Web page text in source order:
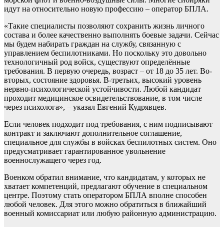
идут на относительно новую профессию – оператор БПЛА.
«Такие специалисты позволяют сохранить жизнь личного
состава и более качественно выполнять боевые задачи. Сейчас
мы будем набирать граждан на службу, связанную с
управлением беспилотниками. Но поскольку это довольно
технологичный род войск, существуют определённые
требования. В первую очередь, возраст – от 18 до 35 лет. Во-
вторых, состояние здоровья. В-третьих, высокий уровень
нервно-психологической устойчивости. Любой кандидат
проходит медицинское освидетельствование, в том числе
через психолога», – указал Евгений Кудрявцев.
Если человек подходит под требования, с ним подписывают
контракт и заключают дополнительное соглашение,
специальное для службы в войсках беспилотных систем. Оно
предусматривает гарантированное увольнение
военнослужащего через год.
Военком обратил внимание, что кандидатам, у которых не
хватает компетенций, предлагают обучение в специальном
центре. Поэтому стать оператором БПЛА вполне способен
любой человек. Для этого можно обратиться в ближайший
военный комиссариат или любую районную администрацию.